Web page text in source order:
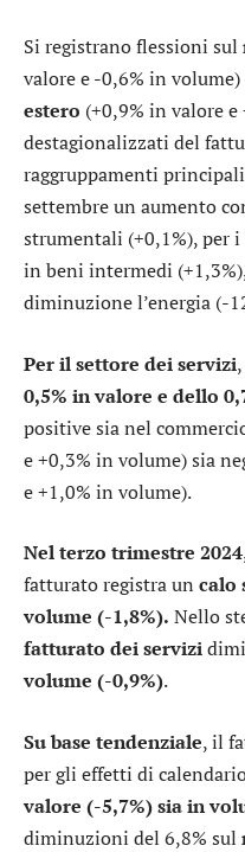
Si registrano flessioni sul
valore e -0,6% in
estero (+0,9% in valore
destagionalizzati del
raggruppamenti
settembre un aumento
strumentali (+0,1%), per
in beni intermedi
diminuzione l’energia (-
Per il settore dei servizi
0,5% in valore e dello
positive sia nel
e +0,3% in volume) sia
e +1,0% in volume).
Nel terzo trimestre 2024
fatturato registra un calo
volume (-1,8%). Nello
fatturato dei servizi
volume (-0,9%).
Su base tendenziale, il
per gli effetti di
valore (-5,7%) sia in
diminuzioni del 6,8% sul